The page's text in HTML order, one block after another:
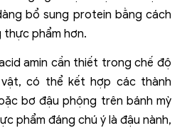
bổ sung protein bằng cách
thực phẩm hơn.
amin cần thiết trong chế độ
có thể kết hợp các thành
bơ đậu phộng trên bánh mỳ
phẩm đáng chú ý là đậu nành,